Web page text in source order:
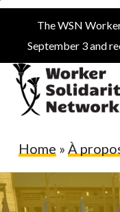
Skip
main
content
The WSN
September 3 and
Home » À